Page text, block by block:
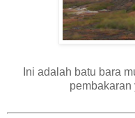
Ini adalah batu bara
pembakaran